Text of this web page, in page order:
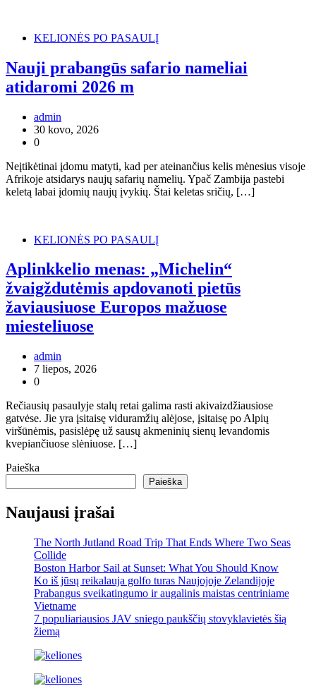
KELIONĖS PO PASAULĮ
Nauji prabangūs safario nameliai
atidaromi 2026 m
admin
30 kovo, 2026
0
Neįtikėtinai įdomu matyti, kad per ateinančius kelis mėnesius visoje
Afrikoje atsidarys naujų safarių namelių. Ypač Zambija pastebi
keletą labai įdomių naujų įvykių. Štai keletas sričių, […]
KELIONĖS PO PASAULĮ
Aplinkkelio menas: „Michelin“
žvaigždutėmis apdovanoti pietūs
žaviausiuose Europos mažuose
miesteliuose
admin
7 liepos, 2026
0
Rečiausių pasaulyje stalų retai galima rasti akivaizdžiausiose
gatvėse. Jie yra įsitaisę viduramžių alėjose, įsitaisę po Alpių
viršūnėmis, pasislėpę už sausų akmeninių sienų levandomis
kvepiančiuose slėniuose. […]
Paieška
Paieška
Naujausi įrašai
The North Jutland Road Trip That Ends Where Two Seas
Collide
Boston Harbor Sail at Sunset: What You Should Know
Ko iš jūsų reikalauja golfo turas Naujojoje Zelandijoje
Prabangus sveikatingumo ir augalinis maistas centriniame
Vietname
7 populiariausios JAV sniego paukščių stovyklavietės šią
žiemą